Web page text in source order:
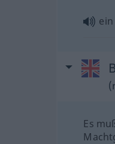
ein
Es